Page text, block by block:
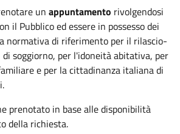
un appuntamento rivolgendosi
il Pubblico ed essere in possesso dei
normativa di riferimento per il rilascio-
soggiorno, per l'idoneità abitativa, per
e per la cittadinanza italiana di
prenotato in base alle disponibilità
della richiesta.